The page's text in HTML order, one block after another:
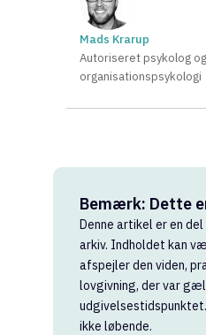
Mads Krarup
Autoriseret psykolog
organisationspsykologi
Bemærk: Dette
Denne artikel er en
arkiv. Indholdet kan
afspejler den viden,
lovgivning, der var
ikke løbende.